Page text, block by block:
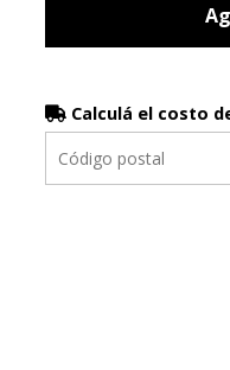
Calculá el costo